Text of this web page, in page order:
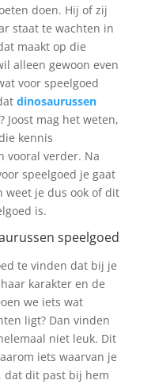
doen. Hij of zij
staat te wachten in
maakt op die
alleen gewoon even
voor speelgoed
dinosaurussen
Joost mag het weten,
kennis
vooral verder. Na
speelgoed je gaat
weet je dus ook of dit
is.
speelgoed
te vinden dat bij je
karakter en de
we iets wat
ligt? Dan vinden
niet leuk. Dit
iets waarvan je
dat dit past bij hem